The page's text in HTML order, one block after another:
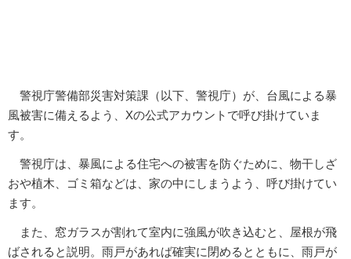
警視庁警備部災害対策課（以下、警視庁）が、台風による暴
風被害に備えるよう、Xの公式アカウントで呼び掛けていま
す。
警視庁は、暴風による住宅への被害を防ぐために、物干しざ
おや植木、ゴミ箱などは、家の中にしまうよう、呼び掛けてい
ます。
また、窓ガラスが割れて室内に強風が吹き込むと、屋根が飛
ばされると説明。雨戸があれば確実に閉めるとともに、雨戸が